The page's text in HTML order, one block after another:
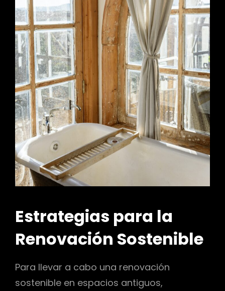
Estrategias para la
Renovación Sostenible
Para llevar a cabo una renovación
sostenible en espacios antiguos,